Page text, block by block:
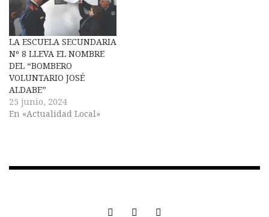
LA ESCUELA SECUNDARIA
Nº 8 LLEVA EL NOMBRE
DEL “BOMBERO
VOLUNTARIO JOSÉ
ALDABE”
25 junio, 2024
En «Actualidad Local»